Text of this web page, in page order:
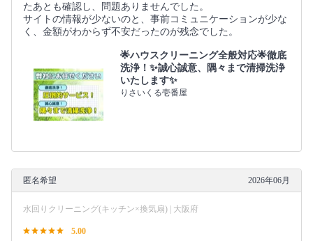
たあとも確認し、問題ありませんでした。
サイトの情報が少ないのと、事前コミュニケーションが少な
く、金額がわからず不安だったのが残念でした。
🌟ハウスクリーニング全般対応🌟徹底
洗浄！✨誠心誠意、隅々まで清掃洗浄
いたします✨
りさいくる壱番屋
匿名希望 2026年06月
水回りクリーニング(キッチン×換気扇) | 大阪府
5.00